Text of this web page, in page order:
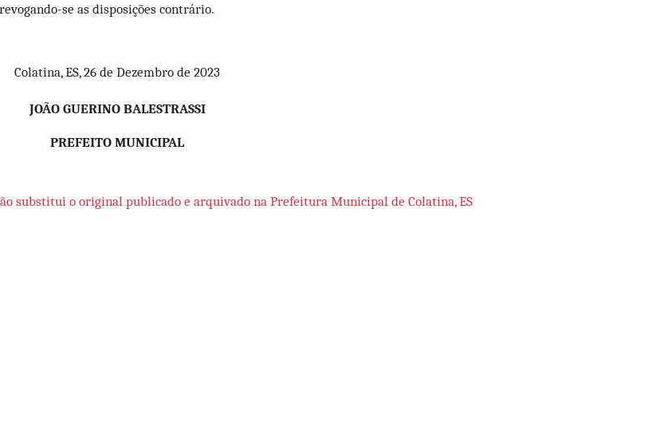
se as disposições contrário.
Colatina, ES, 26 de Dezembro de 2023
JOÃO GUERINO BALESTRASSI
PREFEITO MUNICIPAL
substitui o original publicado e arquivado na Prefeitura Municipal de Colatina, ES